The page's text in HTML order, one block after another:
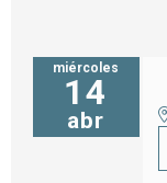
miércoles
14
abr